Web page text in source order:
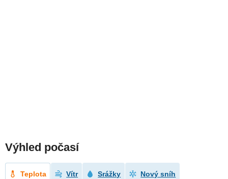
Výhled počasí
Teplota Vítr Srážky Nový sníh